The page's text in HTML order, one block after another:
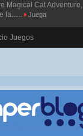
Magical Cat Adventure,
la......
Juega
Juegos